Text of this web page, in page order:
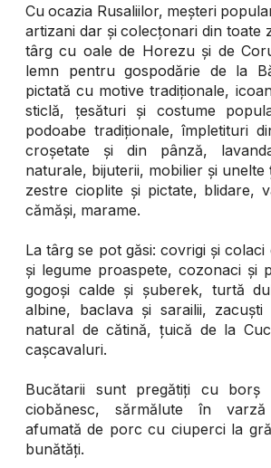
Cu ocazia Rusaliilor, meșteri
artizani dar și colecțonari din toate
târg cu oale de Horezu și de
lemn pentru gospodărie de la
pictată cu motive tradiționale,
sticlă, țesături și costume
podoabe tradiționale, împletituri
croșetate și din pânză,
naturale, bijuterii, mobilier și unelte
zestre cioplite și pictate, blidare,
cămăși, marame.
La târg se pot găsi: covrigi și
și legume proaspete, cozonaci și
gogoși calde și șuberek, turtă
albine, baclava și sarailii,
natural de cătină, țuică de la
cașcavaluri.
Bucătarii sunt pregătiți cu borș
ciobănesc, sărmălute în
afumată de porc cu ciuperci la
bunătăți.